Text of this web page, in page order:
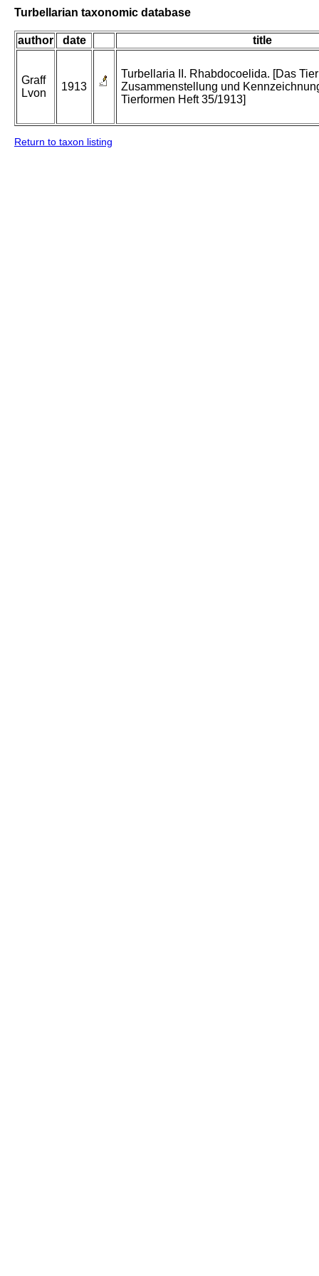
Turbellarian taxonomic database
author date title
Graff
Lvon
1913
Turbellaria II. Rhabdocoelida. [Das
Zusammenstellung und
Tierformen Heft 35/1913]
Return to taxon listing